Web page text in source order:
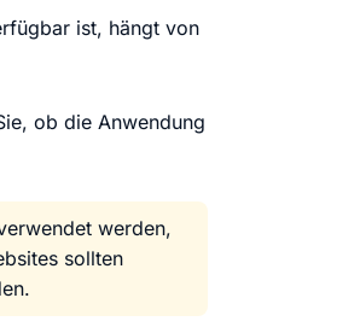
ist, hängt von
ob die Anwendung
werden,
sollten